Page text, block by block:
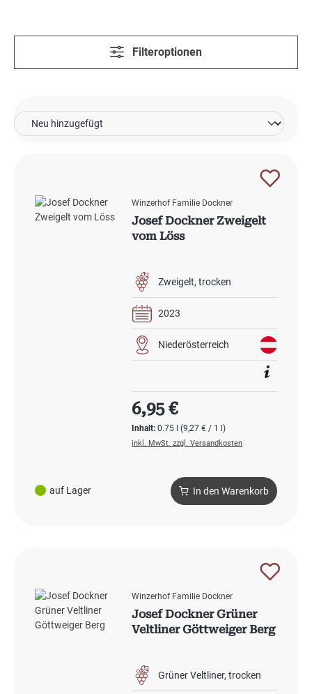
Filteroptionen
auf Lager
Winzerhof Familie Dockner
Josef Dockner Zweigelt
vom Löss
Zweigelt trocken
2023
Niederösterreich
Inhalt:0.75 l(9,27 € / 1 l)
Regulärer Preis:
6,95 €
inkl. MwSt. zzgl. Versandkosten
In den Warenkorb
Winzerhof Familie Dockner
Josef Dockner Grüner
Veltliner Göttweiger Berg
Grüner Veltliner trocken